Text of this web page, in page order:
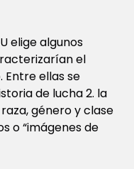
elige algunos
el
Entre ellas se
de lucha 2. la
género y clase
o “imágenes de